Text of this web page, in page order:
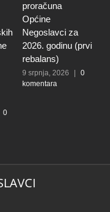
0
proračuna
Općine
Negoslavci za
2026. godinu (prvi
rebalans)
9 srpnja, 2026
0
komentara